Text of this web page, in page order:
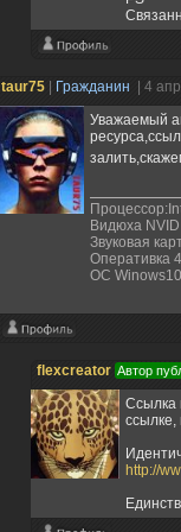
taur75 Гражданин
| 4
Уважаемый
Видюха
Звуковая
Оперативка
ОС
flexcreator Автор
Ссылка
http://